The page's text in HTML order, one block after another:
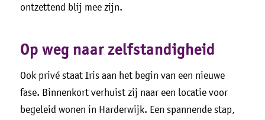
ontzettend blij mee zijn.
Op weg naar zelfstandigheid
Ook privé staat Iris aan het begin van een nieuwe
fase. Binnenkort verhuist zij naar een locatie voor
begeleid wonen in Harderwijk. Een spannende stap,